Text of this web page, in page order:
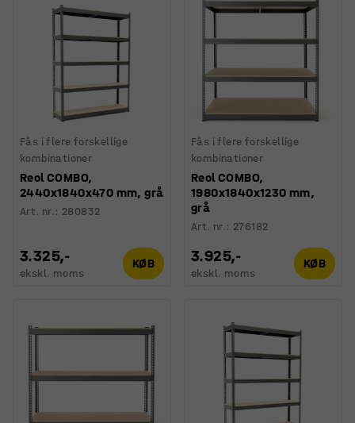
Fås i flere forskellige
kombinationer
Reol COMBO,
2440x1840x470 mm, grå
Art. nr.: 280832
3.325,-
ekskl. moms
KØB
Fås i flere forskellige
kombinationer
Reol COMBO,
1980x1840x1230 mm,
grå
Art. nr.: 276182
3.925,-
ekskl. moms
KØB